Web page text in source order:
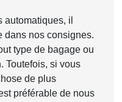
il
dans nos consignes.
type de bagage ou
Toutefois, si vous
de plus
préférable de nous